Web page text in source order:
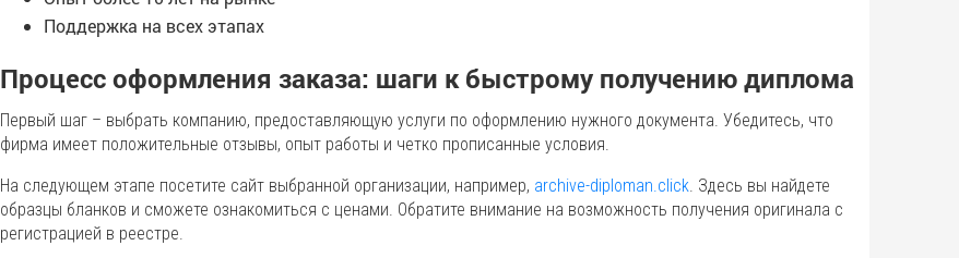
Поддержка на всех этапах
Процесс оформления заказа: шаги к быстрому получению диплома
Первый шаг – выбрать компанию, предоставляющую услуги по оформлению нужного документа. Убедитесь, что
фирма имеет положительные отзывы, опыт работы и четко прописанные условия.
На следующем этапе посетите сайт выбранной организации, например, archive-diploman.click. Здесь вы найдете
образцы бланков и сможете ознакомиться с ценами. Обратите внимание на возможность получения оригинала с
регистрацией в реестре.